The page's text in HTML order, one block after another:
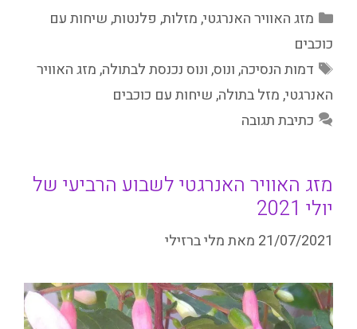
קטגוריות
מזג האוויר האנרגטי,מזלות, פלנטות,שיחות עם
כוכבים
תגיות
דמות הנסיכה,ונוס,ונוס נכנסת לבתולה,מזג האוויר
האנרגטי,מזל בתולה,שיחות עם כוכבים
כתיבת תגובה
מזג האוויר האנרגטי לשבוע הרביעי של
יולי 2021
21/07/2021 מאתמלי ברזילי